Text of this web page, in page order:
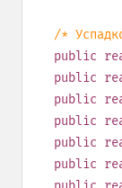
/*
public
public
public
public
public
public